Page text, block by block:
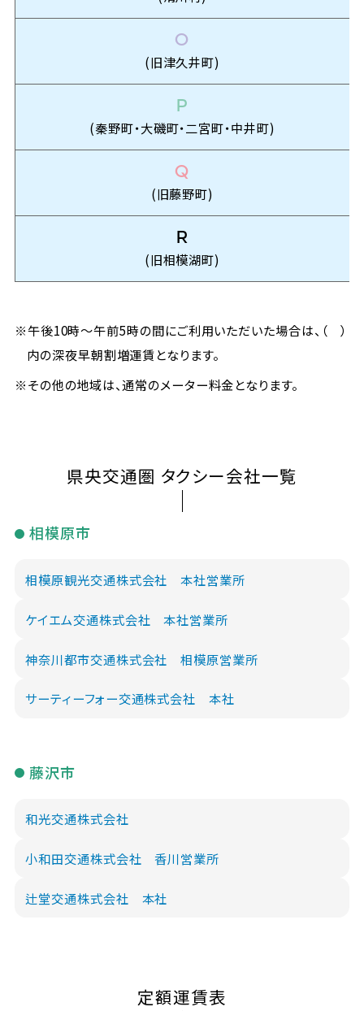
O
(旧津久井町)
P
(秦野町・大磯町・二宮町・中井町)
Q
(旧藤野町)
R
(旧相模湖町)
※午後10時～午前5時の間にご利用いただいた場合は、（ ）
内の深夜早朝割増運賃となります。
※その他の地域は、通常のメーター料金となります。
県央交通圏 タクシー会社一覧
相模原市
相模原観光交通株式会社 本社営業所
ケイエム交通株式会社 本社営業所
神奈川都市交通株式会社 相模原営業所
サーティーフォー交通株式会社 本社
藤沢市
和光交通株式会社
小和田交通株式会社 香川営業所
辻堂交通株式会社 本社
定額運賃表